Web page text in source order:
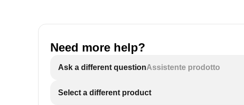
Need more help?
Ask a different questionAssistente prodotto
Select a different product